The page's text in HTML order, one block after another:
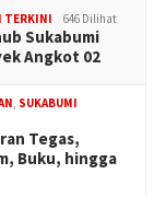
TERKINI 646 Dilihat
Sukabumi
Angkot 02
, SUKABUMI
Tegas,
Buku, hingga